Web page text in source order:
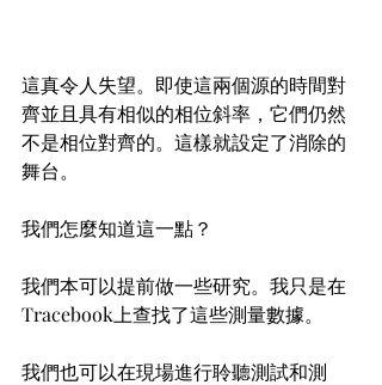
這真令人失望。即使這兩個源的時間對
齊並且具有相似的相位斜率，它們仍然
不是相位對齊的。這樣就設定了消除的
舞台。
我們怎麼知道這一點？
我們本可以提前做一些研究。我只是在
Tracebook上查找了這些測量數據。
我們也可以在現場進行聆聽測試和測